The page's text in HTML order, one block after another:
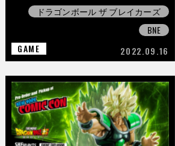
ドラゴンボール ザ ブレイカーズ
BNE
GAME
2022.09.16